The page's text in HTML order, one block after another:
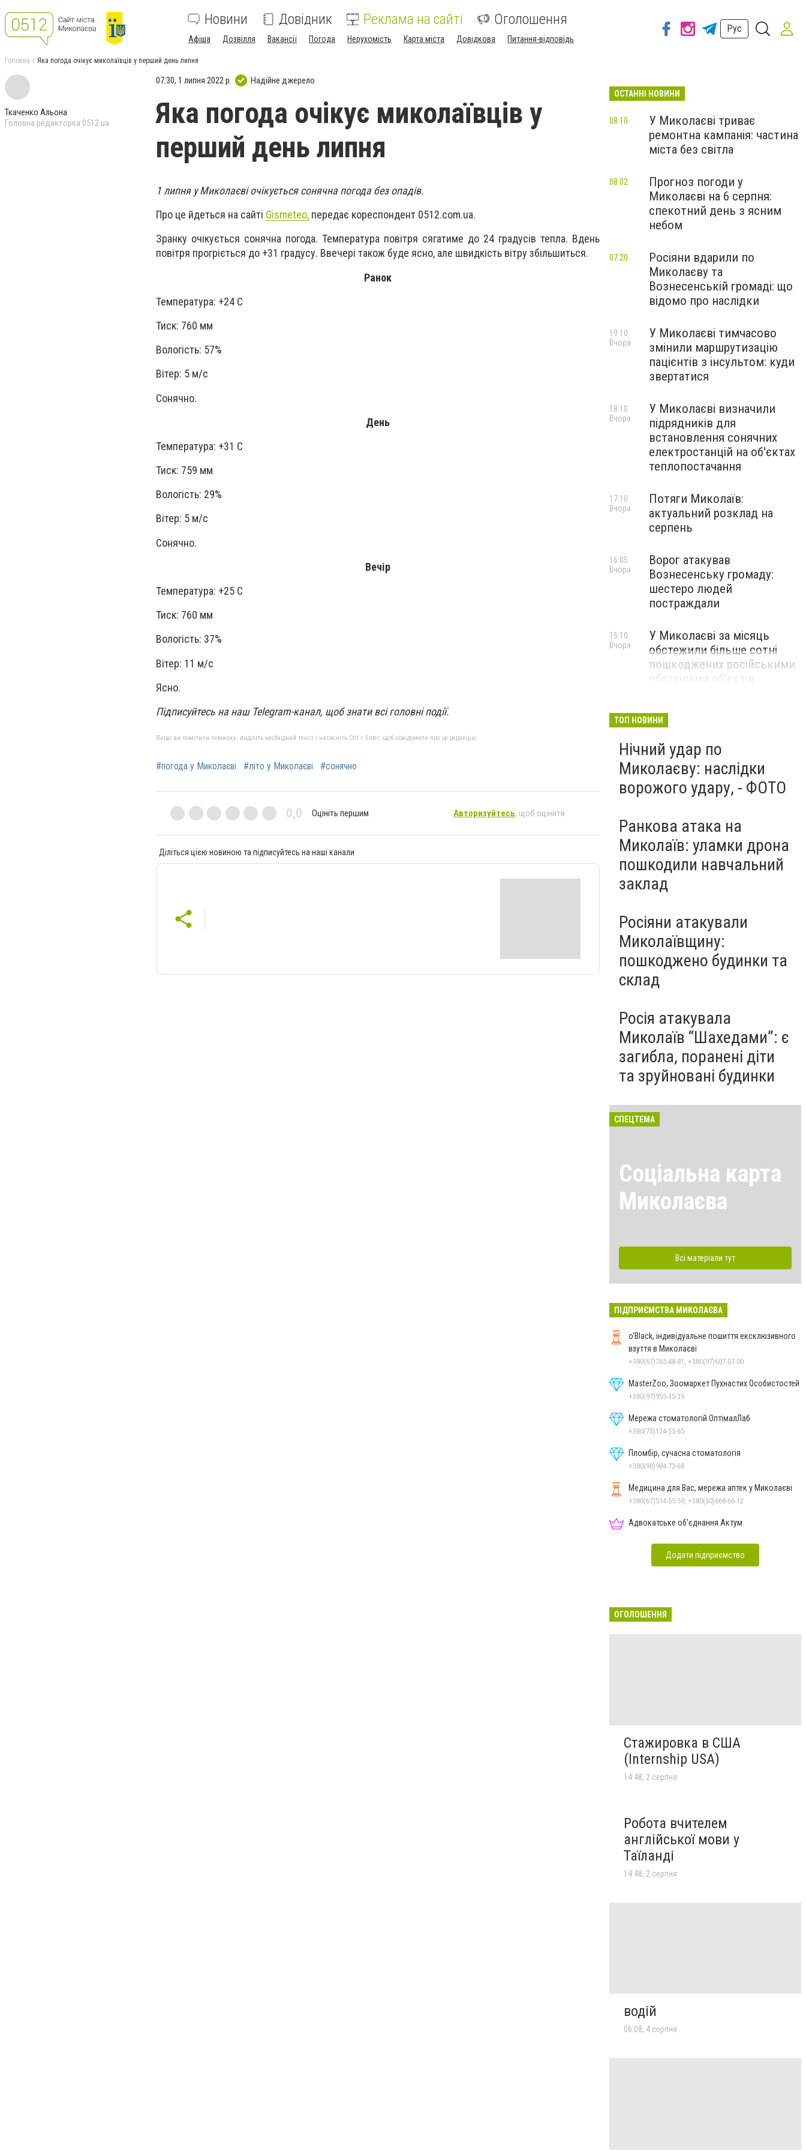
Новини Довідник Реклама на сайті Оголошення
Афіша Дозвілля Вакансії Погода Нерухомість Карта міста Довідкова Питання-відповідь
Рус
Головна Яка погода очікує миколаївців у перший день липня
Ткаченко Альона
Головна редакторка 0512.ua
07:30, 1 липня 2022 р. Надійне джерело
Яка погода очікує миколаївців у
перший день липня
1 липня у Миколаєві очікується сонячна погода без опадів.
Про це йдеться на сайті Gismeteo, передає кореспондент 0512.com.ua.
Зранку очікується сонячна погода. Температура повітря сягатиме до 24 градусів тепла. Вдень
повітря прогріється до +31 градусу. Ввечері також буде ясно, але швидкість вітру збільшиться.
Ранок
Температура: +24 С
Тиск: 760 мм
Вологість: 57%
Вітер: 5 м/с
Сонячно.
День
Температура: +31 С
Тиск: 759 мм
Вологість: 29%
Вітер: 5 м/с
Сонячно.
Вечір
Температура: +25 С
Тиск: 760 мм
Вологість: 37%
Вітер: 11 м/с
Ясно.
Підписуйтесь на наш Telegram-канал, щоб знати всі головні події.
Якщо ви помітили помилку, виділіть необхідний текст і натисніть Ctrl + Enter, щоб повідомити про це редакцію
#погода у Миколаєві #літо у Миколаєві #сонячно
0,0 Оцініть першим Авторизуйтесь, щоб оцінити
Діліться цією новиною та підписуйтесь на наші канали
ОСТАННІ НОВИНИ
У Миколаєві триває
ремонтна кампанія: частина
міста без світла
08:10
Прогноз погоди у
Миколаєві на 6 серпня:
спекотний день з ясним
небом
08:02
Росіяни вдарили по
Миколаєву та
Вознесенській громаді: що
відомо про наслідки
07:20
У Миколаєві тимчасово
змінили маршрутизацію
пацієнтів з інсультом: куди
звертатися
19:10
Вчора
У Миколаєві визначили
підрядників для
встановлення сонячних
електростанцій на об'єктах
теплопостачання
18:10
Вчора
Потяги Миколаїв:
актуальний розклад на
серпень
17:10
Вчора
Ворог атакував
Вознесенську громаду:
шестеро людей
постраждали
16:05
Вчора
У Миколаєві за місяць
обстежили більше сотні
пошкоджених російськими
обстрілами об'єктів
15:10
Вчора
ТОП НОВИНИ
Нічний удар по
Миколаєву: наслідки
ворожого удару, - ФОТО
Ранкова атака на
Миколаїв: уламки дрона
пошкодили навчальний
заклад
Росіяни атакували
Миколаївщину:
пошкоджено будинки та
склад
Росія атакувала
Миколаїв “Шахедами”: є
загибла, поранені діти
та зруйновані будинки
СПЕЦТЕМА
Соціальна карта
Миколаєва
Всі матеріали тут
ПІДПРИЄМСТВА МИКОЛАЄВА
o'Black, індивідуальне пошиття ексклюзивного
взуття в Миколаєві
+380(67)765-48-81, +380(97)607-07-00
MasterZoo, Зоомаркет Пухнастих Особистостей
+380(97)955-35-39
Мережа стоматологій ОптімалЛаб
+380(73)124-55-65
Пломбір, сучасна стоматологія
+380(98)984-73-68
Медицина для Вас, мережа аптек у Миколаєві
+380(67)514-55-59, +380(50)668-66-12
Адвокатське об'єднання Актум
Додати підприємство
ОГОЛОШЕННЯ
Стажировка в США
(Internship USA)
14:48, 2 серпня
Робота вчителем
англійської мови у
Таїланді
14:48, 2 серпня
водій
06:08, 4 серпня